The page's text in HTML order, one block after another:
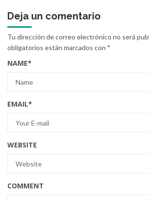
Deja un comentario
Tu dirección de correo electrónico no será
obligatorios están marcados con *
NAME*
EMAIL*
WEBSITE
COMMENT